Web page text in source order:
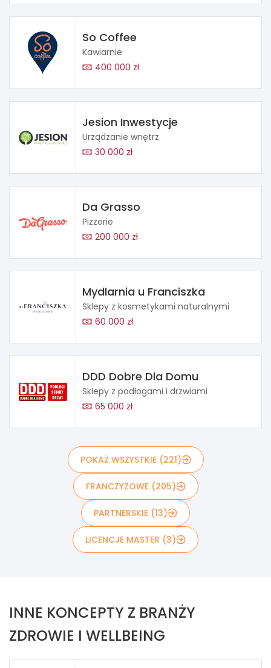
So Coffee
Kawiarnie
400 000 zł
Jesion Inwestycje
Urządzanie wnętrz
30 000 zł
Da Grasso
Pizzerie
200 000 zł
Mydlarnia u Franciszka
Sklepy z kosmetykami naturalnymi
60 000 zł
DDD Dobre Dla Domu
Sklepy z podłogami i drzwiami
65 000 zł
POKAŻ WSZYSTKIE (221)
FRANCZYZOWE (205)
PARTNERSKIE (13)
LICENCJE MASTER (3)
INNE KONCEPTY Z BRANŻY
ZDROWIE I WELLBEING